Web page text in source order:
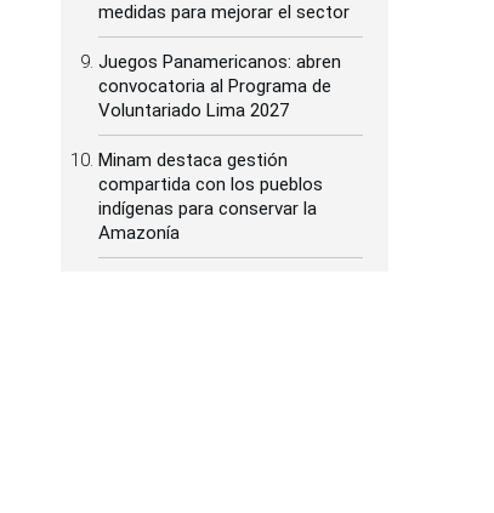
medidas para mejorar el sector
Juegos Panamericanos: abren
convocatoria al Programa de
Voluntariado Lima 2027
Minam destaca gestión
compartida con los pueblos
indígenas para conservar la
Amazonía